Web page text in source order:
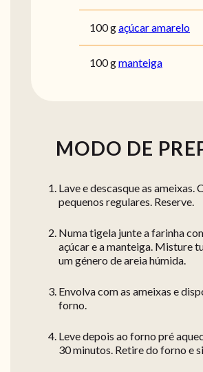
100 gaçúcar amarelo
100 gmanteiga
MODO DE
Lave e descasque as ameixas.
pequenos regulares. Reserve.
Numa tigela junte a farinha
açúcar e a manteiga. Misture
um género de areia húmida.
Envolva com as ameixas e
forno.
Leve depois ao forno pré
30 minutos. Retire do forno e